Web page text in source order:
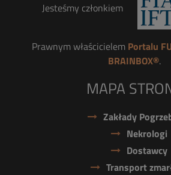
Jesteśmy członkiem
Prawnym właścicielem Portalu
BRAINBOX®.
MAPA
Zakłady
Nekrologi
Dostawcy
Transport